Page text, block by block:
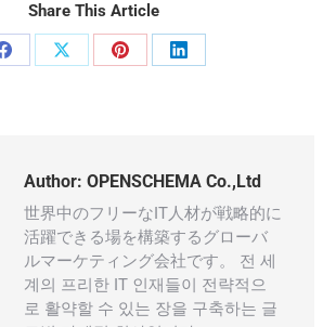
Share This Article
Share
Share
Share
Share
Author: OPENSCHEMA Co.,Ltd
世界中のフリーなIT人材が戦略的に
活躍できる場を構築するグローバ
ルマーケティング会社です。 전 세
계의 프리한 IT 인재들이 전략적으
로 활약할 수 있는 장을 구축하는 글